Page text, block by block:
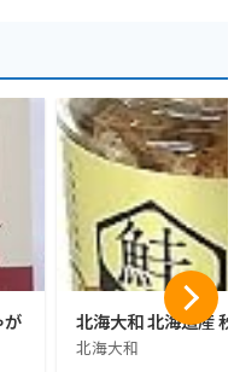
が
北海大和 北海道産
北海大和